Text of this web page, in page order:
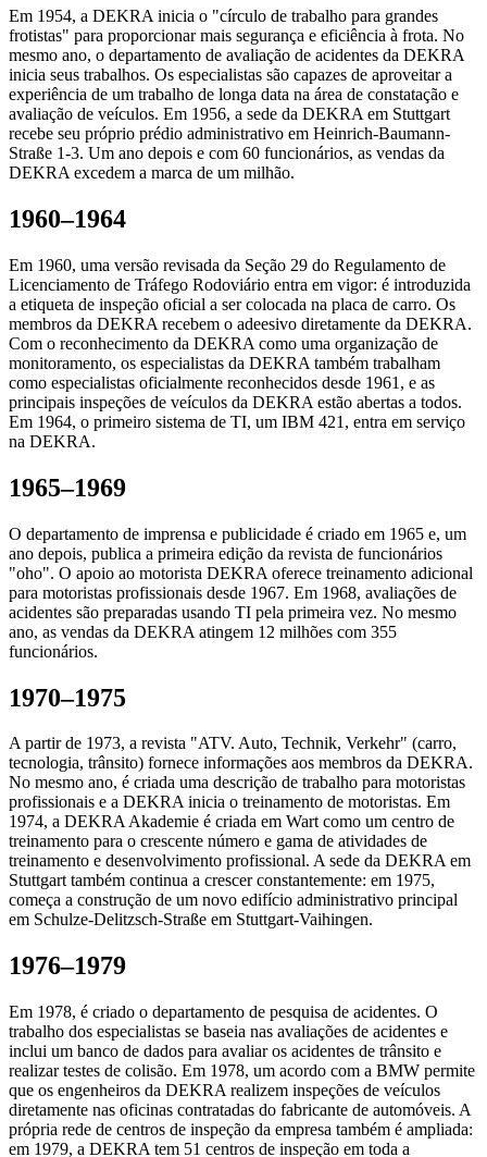
Em 1954, a DEKRA inicia o "círculo de trabalho para grandes
frotistas" para proporcionar mais segurança e eficiência à frota. No
mesmo ano, o departamento de avaliação de acidentes da DEKRA
inicia seus trabalhos. Os especialistas são capazes de aproveitar a
experiência de um trabalho de longa data na área de constatação e
avaliação de veículos. Em 1956, a sede da DEKRA em Stuttgart
recebe seu próprio prédio administrativo em Heinrich-Baumann-
Straße 1-3. Um ano depois e com 60 funcionários, as vendas da
DEKRA excedem a marca de um milhão.
1960–1964
Em 1960, uma versão revisada da Seção 29 do Regulamento de
Licenciamento de Tráfego Rodoviário entra em vigor: é introduzida
a etiqueta de inspeção oficial a ser colocada na placa de carro. Os
membros da DEKRA recebem o adeesivo diretamente da DEKRA.
Com o reconhecimento da DEKRA como uma organização de
monitoramento, os especialistas da DEKRA também trabalham
como especialistas oficialmente reconhecidos desde 1961, e as
principais inspeções de veículos da DEKRA estão abertas a todos.
Em 1964, o primeiro sistema de TI, um IBM 421, entra em serviço
na DEKRA.
1965–1969
O departamento de imprensa e publicidade é criado em 1965 e, um
ano depois, publica a primeira edição da revista de funcionários
"oho". O apoio ao motorista DEKRA oferece treinamento adicional
para motoristas profissionais desde 1967. Em 1968, avaliações de
acidentes são preparadas usando TI pela primeira vez. No mesmo
ano, as vendas da DEKRA atingem 12 milhões com 355
funcionários.
1970–1975
A partir de 1973, a revista "ATV. Auto, Technik, Verkehr" (carro,
tecnologia, trânsito) fornece informações aos membros da DEKRA.
No mesmo ano, é criada uma descrição de trabalho para motoristas
profissionais e a DEKRA inicia o treinamento de motoristas. Em
1974, a DEKRA Akademie é criada em Wart como um centro de
treinamento para o crescente número e gama de atividades de
treinamento e desenvolvimento profissional. A sede da DEKRA em
Stuttgart também continua a crescer constantemente: em 1975,
começa a construção de um novo edifício administrativo principal
em Schulze-Delitzsch-Straße em Stuttgart-Vaihingen.
1976–1979
Em 1978, é criado o departamento de pesquisa de acidentes. O
trabalho dos especialistas se baseia nas avaliações de acidentes e
inclui um banco de dados para avaliar os acidentes de trânsito e
realizar testes de colisão. Em 1978, um acordo com a BMW permite
que os engenheiros da DEKRA realizem inspeções de veículos
diretamente nas oficinas contratadas do fabricante de automóveis. A
própria rede de centros de inspeção da empresa também é ampliada:
em 1979, a DEKRA tem 51 centros de inspeção em toda a